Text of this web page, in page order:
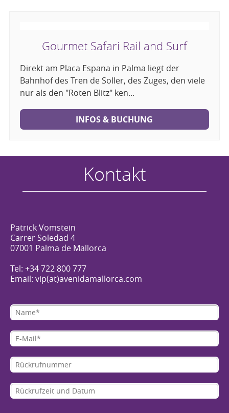
Gourmet Safari Rail and Surf
Direkt am Placa Espana in Palma liegt der
Bahnhof des Tren de Soller, des Zuges, den viele
nur als den "Roten Blitz" ken...
INFOS & BUCHUNG
Kontakt
Patrick Vomstein
Carrer Soledad 4
07001 Palma de Mallorca
Tel: +34 722 800 777
Email: vip(at)avenidamallorca.com